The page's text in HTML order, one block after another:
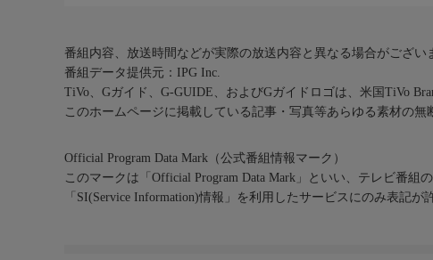
番組内容、放送時間などが実際の放送内容と異なる場合がござい
番組データ提供元：IPG Inc.
TiVo、Gガイド、G-GUIDE、およびGガイドロゴは、米国TiVo
このホームページに掲載している記事・写真等あらゆる素材の無
Official Program Data Mark（公式番組情報マーク）
このマークは「Official Program Data Mark」といい、テレビ番組
「SI(Service Information)情報」を利用したサービスにのみ表記が